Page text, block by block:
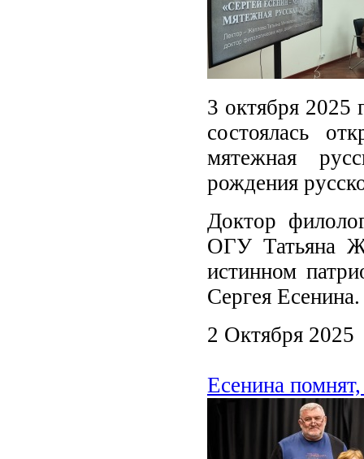
3 октября 2025
состоялась
мятежная
рождения
Доктор
ОГУ Татьяна
истинном
Сергея Есенина.
2 Октября 2025
Есенина